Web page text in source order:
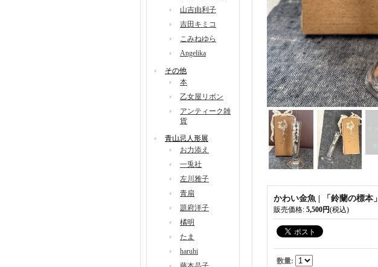
山吉由利子
吉田キミコ
こみねゆら
Angelika
その他
本
乙女屋リボン
アンティーク雑
貨
青山忌人形展
お力添え
一兎社
左川雅子
青扇
題府洋子
橘明
たま
haruhi
かわい金魚 | 「鈴蘭の標本」
販売価格: 5,500円(税込)
数量: